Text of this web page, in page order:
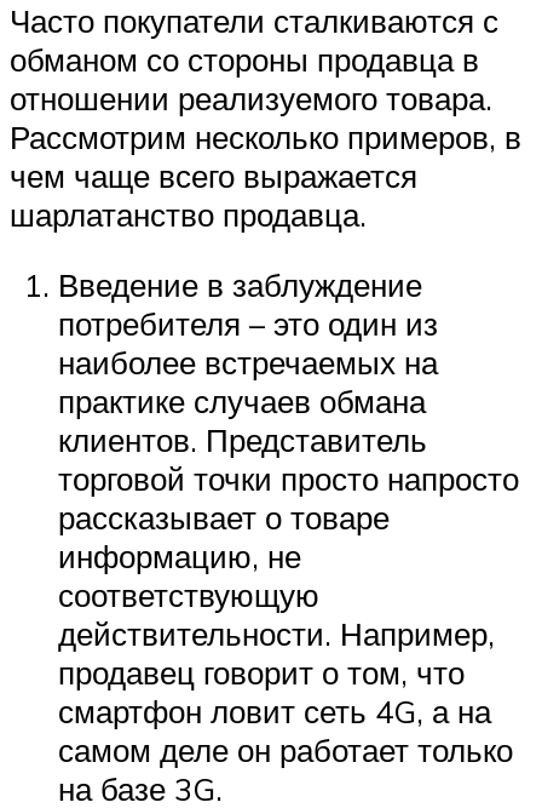
Часто покупатели сталкиваются с
обманом со стороны продавца в
отношении реализуемого товара.
Рассмотрим несколько примеров, в
чем чаще всего выражается
шарлатанство продавца.
Введение в заблуждение
потребителя – это один из
наиболее встречаемых на
практике случаев обмана
клиентов. Представитель
торговой точки просто напросто
рассказывает о товаре
информацию, не
соответствующую
действительности. Например,
продавец говорит о том, что
смартфон ловит сеть 4G, а на
самом деле он работает только
на базе 3G.